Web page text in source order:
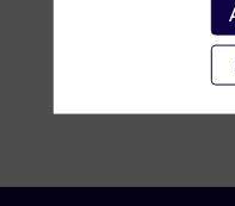
Postale, destiné
d’amorçage dans
Assurtech,